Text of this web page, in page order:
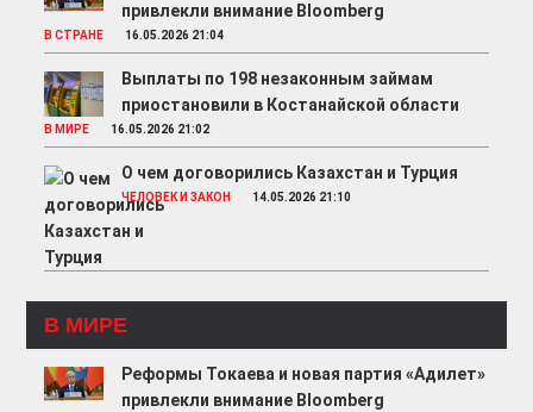
привлекли внимание Bloomberg
В СТРАНЕ 16.05.2026 21:04
Выплаты по 198 незаконным займам
приостановили в Костанайской области
В МИРЕ 16.05.2026 21:02
О чем договорились Казахстан и Турция
ЧЕЛОВЕК И ЗАКОН 14.05.2026 21:10
В МИРЕ
Реформы Токаева и новая партия «Адилет»
привлекли внимание Bloomberg